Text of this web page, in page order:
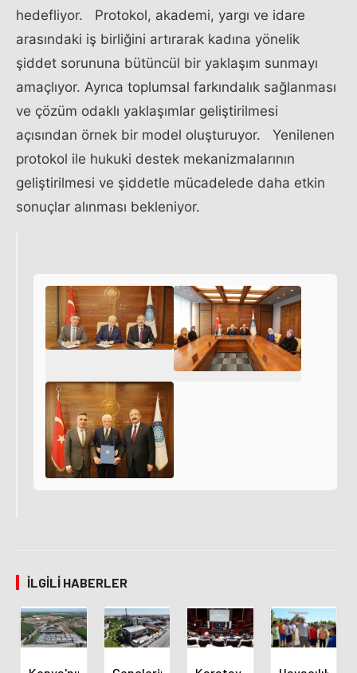
hedefliyor. Protokol, akademi, yargı ve idare
arasındaki iş birliğini artırarak kadına yönelik
şiddet sorununa bütüncül bir yaklaşım sunmayı
amaçlıyor. Ayrıca toplumsal farkındalık sağlanması
ve çözüm odaklı yaklaşımlar geliştirilmesi
açısından örnek bir model oluşturuyor. Yenilenen
protokol ile hukuki destek mekanizmalarının
geliştirilmesi ve şiddetle mücadelede daha etkin
sonuçlar alınması bekleniyor.
İLGILI HABERLER